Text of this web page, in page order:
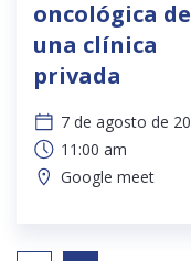
oncológica de
una clínica
privada
7 de agosto de
11:00 am
Google meet